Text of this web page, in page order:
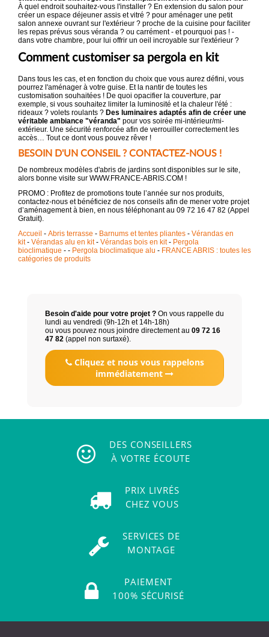
À quel endroit souhaitez-vous l'installer ? En extension du salon pour
créer un espace déjeuner assis et vitré ? pour aménager une petit
salon annexe ouvrant sur l'extérieur ? proche de la cuisine pour faciliter
les repas prévus sous véranda ? ou carrément - et pourquoi pas ! -
dans votre chambre, pour lui offrir un oeil incroyable sur l'extérieur ?
Comment customiser sa pergola en kit
Dans tous les cas, et en fonction du choix que vous aurez défini, vous
pourrez l'aménager à votre guise. Et la nantir de toutes les
customisation souhaitées ! De quoi opacifier la couverture, par
exemple, si vous souhaitez limiter la luminosité et la chaleur l'été :
rideaux ? volets roulants ? Des luminaires adaptés afin de créer une
véritable ambiance "véranda" pour vos soirée mi-intérieur/mi-
extérieur. Une sécurité renforcée afin de verrouiller correctement les
accès… Tout ce dont vous pouvez rêver !
BESOIN D'UN CONSEIL ? CONTACTEZ-NOUS !
De nombreux modèles d'abris de jardins sont disponibles sur le site,
alors bonne visite sur WWW.FRANCE-ABRIS.COM !
PROMO : Profitez de promotions toute l’année sur nos produits,
contactez-nous et bénéficiez de nos conseils afin de mener votre projet
d’aménagement à bien, en nous téléphonant au 09 72 16 47 82 (Appel
Gratuit).
Accueil - Abris terrasse - Barnums et tentes pliantes - Vérandas en
kit- Vérandas alu en kit- Vérandas bois en kit- Pergola
bioclimatique - - Pergola bioclimatique alu - FRANCE ABRIS : toutes les
catégories de produits
Besoin d'aide pour votre projet ? On vous rappelle du
lundi au vendredi (9h-12h et 14h-18h)
ou vous pouvez nous joindre directement au 09 72 16
47 82 (appel non surtaxé).
Cliquez et nous vous rappelons
immédiatement
DES CONSEILLERS
À VOTRE ÉCOUTE
PRIX LIVRÉS
CHEZ VOUS
SERVICES DE
MONTAGE
PAIEMENT
100% SÉCURISÉ